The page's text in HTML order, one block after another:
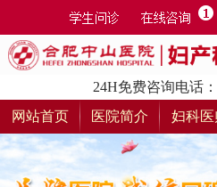
24H免费咨询电话：
网站首页
医院简介 妇科医